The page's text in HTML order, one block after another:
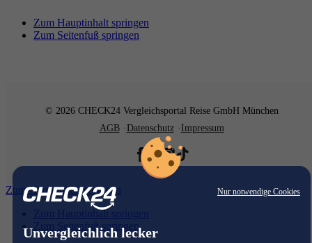
Nur notwendige Cookies
Unvergleichlich lecker
Zum Hauptinhalt springen
Zum Seitenfuß springen
© 2026 CHECK24 Vergleichsportal Reise GmbH München
AGB
Datenschutz Impressum
Zum Hauptinhalt springen
Zum Hauptinhalt springen
Zum Seitenfuß springen